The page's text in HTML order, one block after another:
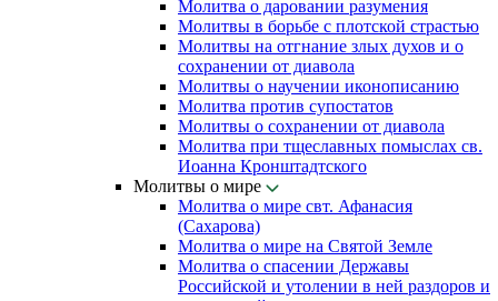
Молитва о даровании разумения
Молитвы в борьбе с плотской страстью
Молитвы на отгнание злых духов и о
сохранении от диавола
Молитвы о научении иконописанию
Молитва против супостатов
Молитвы о сохранении от диавола
Молитва при тщеславных помыслах св.
Иоанна Кронштадтского
Молитвы о мире
Молитва о мире свт. Афанасия
(Сахарова)
Молитва о мире на Святой Земле
Молитва о спасении Державы
Российской и утолении в ней раздоров и